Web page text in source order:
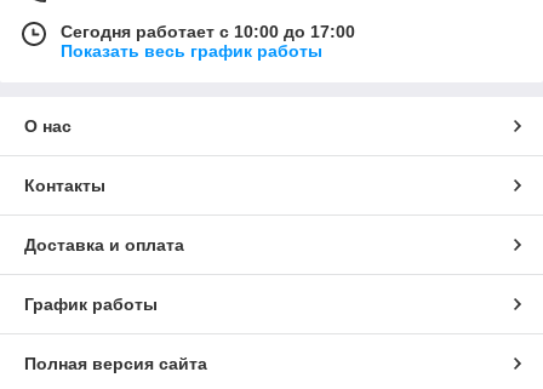
Сегодня работает с 10:00 до 17:00
Показать весь график работы
О нас
Контакты
Доставка и оплата
График работы
Полная версия сайта